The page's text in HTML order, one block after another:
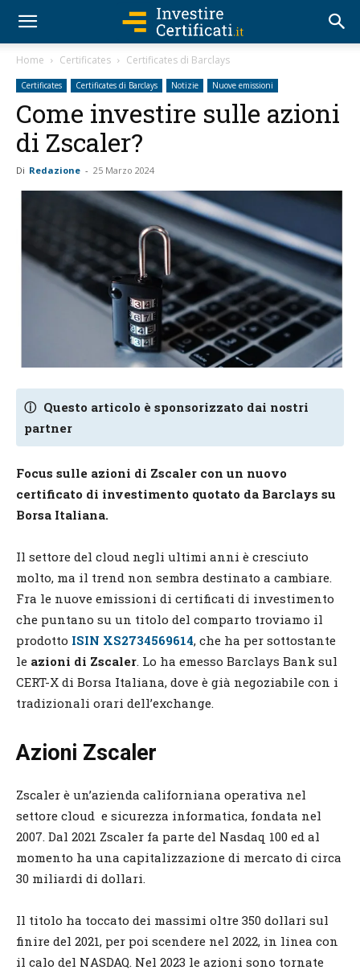
Home Certificates Certificates di Barclays
Certificates Certificates di Barclays Notizie Nuove emissioni
Come investire sulle azioni
di Zscaler?
Di Redazione - 25 Marzo 2024
ⓘ Questo articolo è sponsorizzato dai nostri
partner
Focus sulle azioni di Zscaler con un nuovo
certificato di investimento quotato da Barclays su
Borsa Italiana.
Il settore del cloud negli ultimi anni è cresciuto
molto, ma il trend non sembra destinato a cambiare.
Fra le nuove emissioni di certificati di investimento
che puntano su un titolo del comparto troviamo il
prodotto ISIN XS2734569614, che ha per sottostante
le azioni di Zscaler. Lo ha emesso Barclays Bank sul
CERT-X di Borsa Italiana, dove è già negoziabile con i
tradizionali orari dell’exchange.
Azioni Zscaler
Zscaler è un’azienda californiana operativa nel
settore cloud e sicurezza informatica, fondata nel
2007. Dal 2021 Zscaler fa parte del Nasdaq 100 ed al
momento ha una capitalizzazione di mercato di circa
30 miliardi di dollari.
Il titolo ha toccato dei massimi oltre 350 dollari sul
finire del 2021, per poi scendere nel 2022, in linea con
il calo del NASDAQ. Nel 2023 le azioni sono tornate